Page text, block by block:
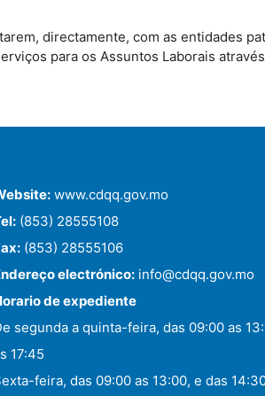
directamente, com as entidades
para os Assuntos Laborais
www.cdqq.gov.mo
(853) 28555108
(853) 28555106
electrónico: info@cdqq.gov.mo
de expediente
segunda a quinta-feira, das 09:00 as
17:45
feira, das 09:00 as 13:00, e das